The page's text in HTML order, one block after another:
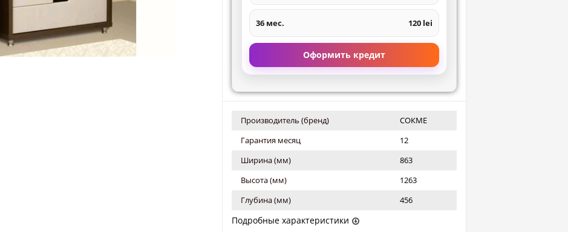
36 мес. 120 lei
Оформить кредит
Производитель (бренд)
СОКМЕ
Гарантия месяц
12
Ширина (мм)
863
Высота (мм)
1263
Глубина (мм)
456
Подробные характеристики